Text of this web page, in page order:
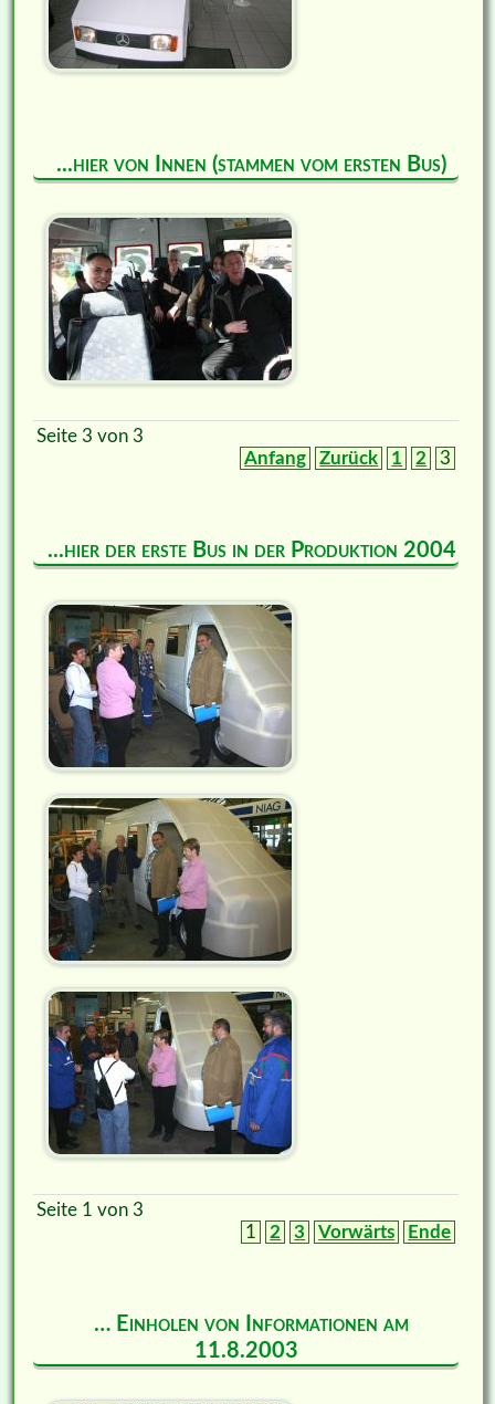
...hier von Innen (stammen vom ersten Bus)
Seite 3 von 3
Anfang
Zurück 1 2 3
...hier der erste Bus in der Produktion 2004
Seite 1 von 3
1
2 3 Vorwärts Ende
… Einholen von Informationen am
11.8.2003